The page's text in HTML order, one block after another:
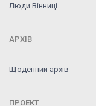
Люди Вінниці
АРХІВ
Щоденний архів
ПРОЕКТ